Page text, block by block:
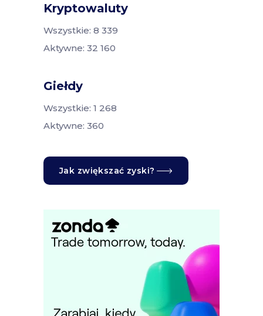
Kryptowaluty
Wszystkie: 8 339
Aktywne: 32 160
Giełdy
Wszystkie: 1 268
Aktywne: 360
Jak zwiększać zyski?